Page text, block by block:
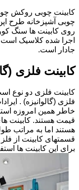
کابینت چوبی روکش
چوبی آشپزخانه طرح
روی کابینت ها سنگ
اجرا شده کلاسیک است
جادار است.
کابینت فلزی
کابینت فلزی دو نوع
فلزی (گالوانیزه) .
خاطر همین امروزه
قیمت هستند. کابینت
هستند اما به مراتب
قسمتهای کابینت از
برای این کابینت ها